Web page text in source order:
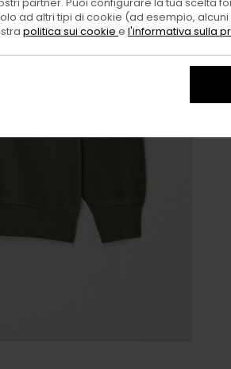
ad altri tipi di cookie (ad esempio,
politica sui cookie e l'informativa sulla